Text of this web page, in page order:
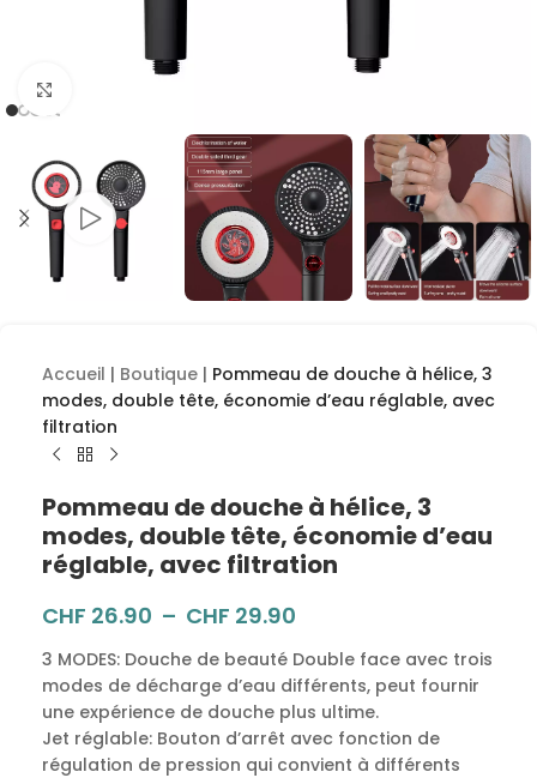
Accueil | Boutique | Pommeau de douche à hélice, 3
modes, double tête, économie d’eau réglable, avec
filtration
Pommeau de douche à hélice, 3
modes, double tête, économie d’eau
réglable, avec filtration
CHF 26.90 – CHF 29.90
3 MODES: Douche de beauté Double face avec trois
modes de décharge d’eau différents, peut fournir
une expérience de douche plus ultime.
Jet réglable: Bouton d’arrêt avec fonction de
régulation de pression qui convient à différents